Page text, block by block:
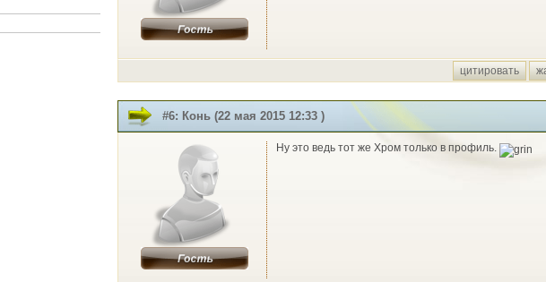
цитировать
#6: Конь (22 мая 2015 12:33 )
Ну это ведь тот же Хром только в профиль.